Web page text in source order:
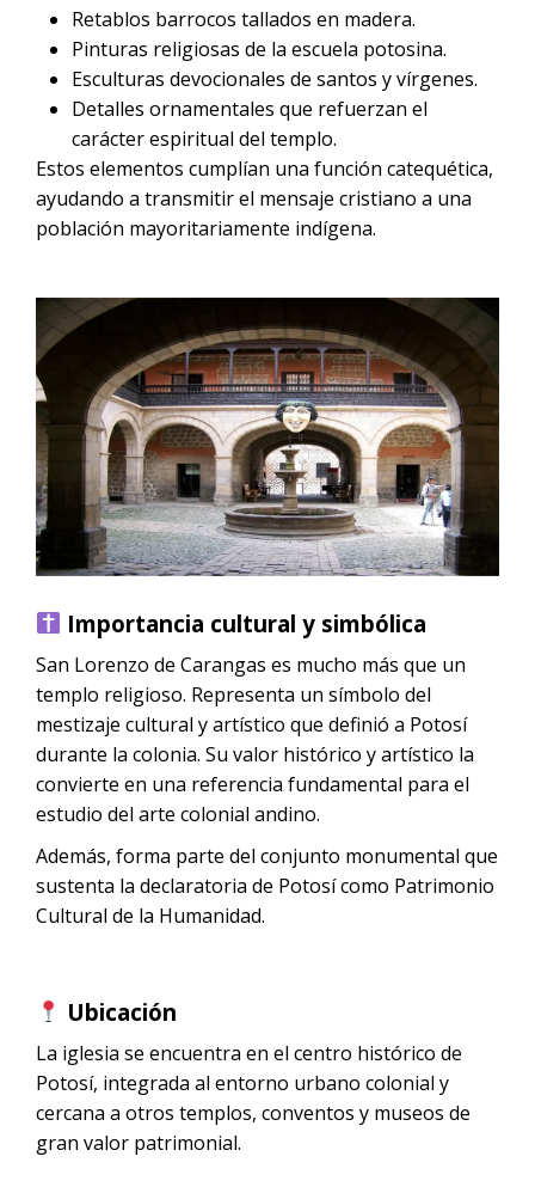
Retablos barrocos tallados en madera.
Pinturas religiosas de la escuela potosina.
Esculturas devocionales de santos y vírgenes.
Detalles ornamentales que refuerzan el
carácter espiritual del templo.
Estos elementos cumplían una función catequética,
ayudando a transmitir el mensaje cristiano a una
población mayoritariamente indígena.
Importancia cultural y simbólica
San Lorenzo de Carangas es mucho más que un
templo religioso. Representa un símbolo del
mestizaje cultural y artístico que definió a Potosí
durante la colonia. Su valor histórico y artístico la
convierte en una referencia fundamental para el
estudio del arte colonial andino.
Además, forma parte del conjunto monumental que
sustenta la declaratoria de Potosí como Patrimonio
Cultural de la Humanidad.
Ubicación
La iglesia se encuentra en el centro histórico de
Potosí, integrada al entorno urbano colonial y
cercana a otros templos, conventos y museos de
gran valor patrimonial.